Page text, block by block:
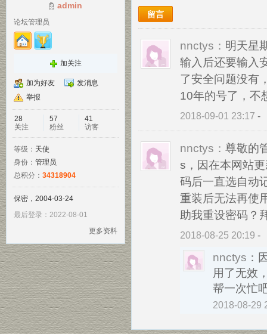
admin
论坛管理员
加关注
加为好友
发消息
举报
28
关注
57
粉丝
41
访客
等级： 天使
身份： 管理员
总积分： 34318904
保密，2004-03-24
最后登录：2022-08-01
更多资料
留言
nnctys： 明天星
输入后还要输入
了安全问题没有
10年的号了，不
2018-09-01 23:17 -
nnctys： 尊敬的
s，因在本网站
码后一直选自动
重装后无法再使
助我重设密码？
2018-08-25 20:19 -
nnctys ：
用了无效
帮一次忙
2018-08-29